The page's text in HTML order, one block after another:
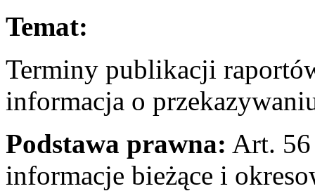
Temat:
Terminy publikacji
informacja o
Podstawa prawna: Art.
informacje bieżące i